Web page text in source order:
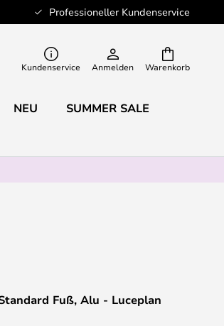
Professioneller Kundenservice
Warenkorb
Kundenservice Anmelden
NEU SUMMER SALE
Fuß, Alu - Luceplan